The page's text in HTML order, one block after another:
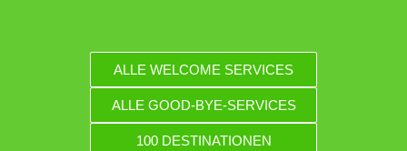
ALLE WELCOME SERVICES
ALLE GOOD-BYE-SERVICES
100 DESTINATIONEN